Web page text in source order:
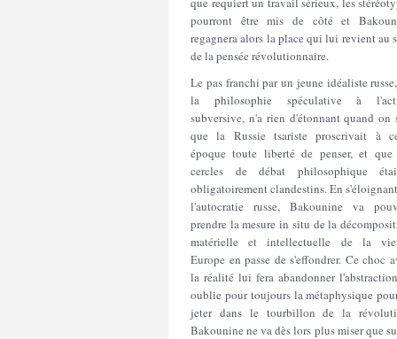
pourront être mis de côté et
regagnera alors la place qui lui revient au
de la pensée révolutionnaire.
Le pas franchi par un jeune idéaliste
la philosophie spéculative à
subversive, n'a rien d'étonnant quand on
que la Russie tsariste proscrivait à
époque toute liberté de penser, et que
cercles de débat philosophique
obligatoirement clandestins. En
l'autocratie russe, Bakounine va
prendre la mesure in situ de la
matérielle et intellectuelle de la
Europe en passe de s'effondrer. Ce choc
la réalité lui fera abandonner
oublie pour toujours la métaphysique
jeter dans le tourbillon de la
Bakounine ne va dès lors plus miser que